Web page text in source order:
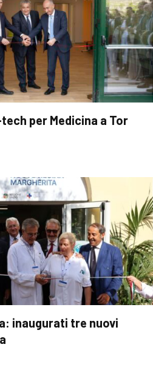
per Medicina a Tor
inaugurati tre nuovi